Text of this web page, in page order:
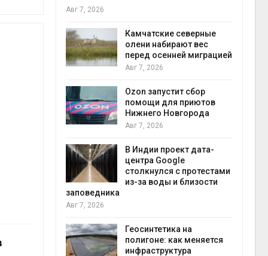
к
Авг 7, 2026
Камчатские северные
олени набирают вес
перед осенней миграцией
Авг 7, 2026
Ozon запустит сбор
помощи для приютов
Нижнего Новгорода
Авг 7, 2026
В Индии проект дата-
центра Google
столкнулся с протестами
из-за воды и близости
заповедника
Авг 7, 2026
Геосинтетика на
полигоне: как меняется
инфраструктура